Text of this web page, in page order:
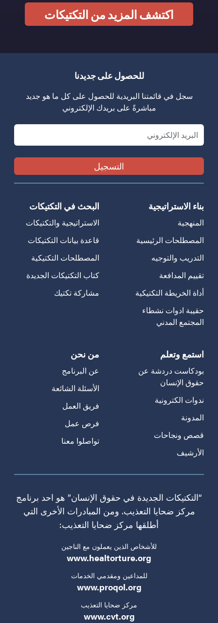
اكتشف المزيد من التكتيكات
للحصول على جديدنا
سجل في قائمتنا البريدية للحصول على كل ما هو جديد
مباشرةً على بريدك الإلكتروني
Email
بناء الاستراتيجية
المنهجية
المصطلحات الرئيسية
التدريب والتوجيه
تقييم المدافعة
أداة الخريطة التكتيكية
حقيبة ادوات نشطاء
المجتمع المدني
البحث في التكتيكات
الاستراتيجية والتكتيكات
قاعدة بيانات التكتيكات
المصطلحات التكتيكية
كتاب التكتيكات الجديدة
مشاركة تكتيك
استمع وتعلم
بودكاست دردشة عن
حقوق الإنسان
ندوات الكترونية
المدونة
قصص ونجاحات
الأرشيف
من نحن
عن البرنامج
الأسئلة الشائعة
فريق العمل
فرص عمل
تواصلوا معنا
“التكتيكات الجديدة في حقوق الإنسان” هو احد برنامج
مركز ضحايا التعذيب. ومن المبادرات الأخرى التي
أطلقها مركز ضحايا التعذيب:
للأشخاص الذين يعملون مع الناجين
www.healtorture.org
للمداعين ومقدمي الخدمات
www.proqol.org
مركز ضحايا التعذيب
www.cvt.org